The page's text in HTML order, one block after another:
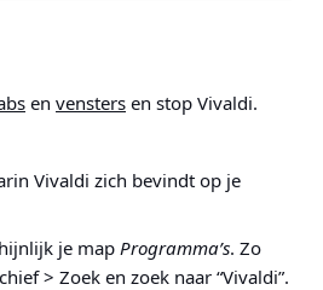
en vensters en stop Vivaldi.
Vivaldi zich bevindt op je
je mapProgramma’s. Zo
> Zoek en zoek naar “Vivaldi”.